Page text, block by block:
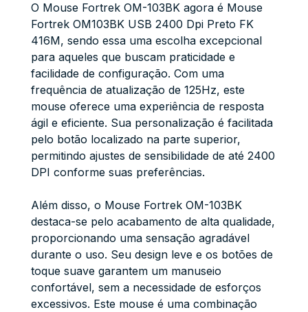
O Mouse Fortrek OM-103BK agora é Mouse
Fortrek OM103BK USB 2400 Dpi Preto FK
416M, sendo essa uma escolha excepcional
para aqueles que buscam praticidade e
facilidade de configuração. Com uma
frequência de atualização de 125Hz, este
mouse oferece uma experiência de resposta
ágil e eficiente. Sua personalização é facilitada
pelo botão localizado na parte superior,
permitindo ajustes de sensibilidade de até 2400
DPI conforme suas preferências.
Além disso, o Mouse Fortrek OM-103BK
destaca-se pelo acabamento de alta qualidade,
proporcionando uma sensação agradável
durante o uso. Seu design leve e os botões de
toque suave garantem um manuseio
confortável, sem a necessidade de esforços
excessivos. Este mouse é uma combinação